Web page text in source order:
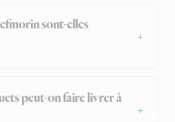
sont-elles
peut-on faire livrer à